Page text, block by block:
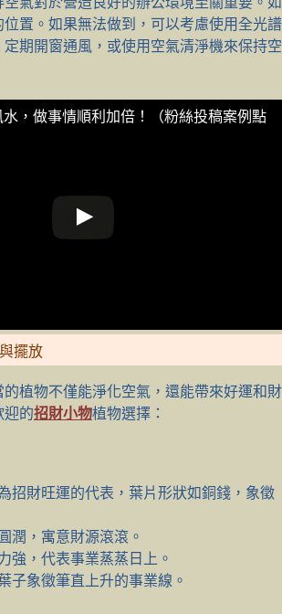
置。如果無法做到，可以考慮使用全光譜
期開窗通風，或使用空氣清淨機來保持空
，做事情順利加倍！（粉絲投稿案例點
擺放
植物不僅能淨化空氣，還能帶來好運和財
迎的招財小物植物選擇：
招財旺運的代表，葉片形狀如銅錢，象徵
潤，寓意財源滾滾。
強，代表事業蒸蒸日上。
子象徵筆直上升的事業線。